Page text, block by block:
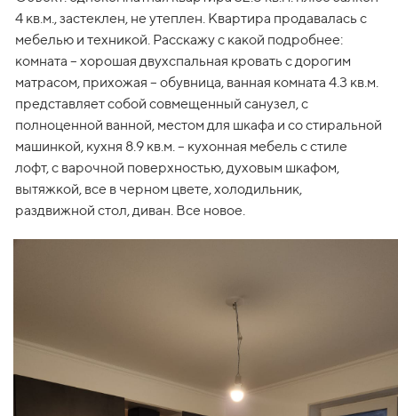
4 кв.м., застеклен, не утеплен. Квартира продавалась с
мебелью и техникой. Расскажу с какой подробнее:
комната – хорошая двухспальная кровать с дорогим
матрасом, прихожая – обувница, ванная комната 4.3 кв.м.
представляет собой совмещенный санузел, с
полноценной ванной, местом для шкафа и со стиральной
машинкой, кухня 8.9 кв.м. – кухонная мебель с стиле
лофт, с варочной поверхностью, духовым шкафом,
вытяжкой, все в черном цвете, холодильник,
раздвижной стол, диван. Все новое.